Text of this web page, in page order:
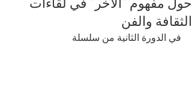
الثقافة والفن
في الدورة الثانية من سلسلة